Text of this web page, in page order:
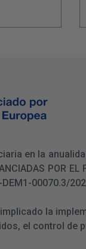
en la
POR EL
DEM1-00070.3/
la
el control de